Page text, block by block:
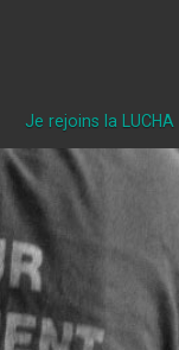
Je rejoins la LUCHA